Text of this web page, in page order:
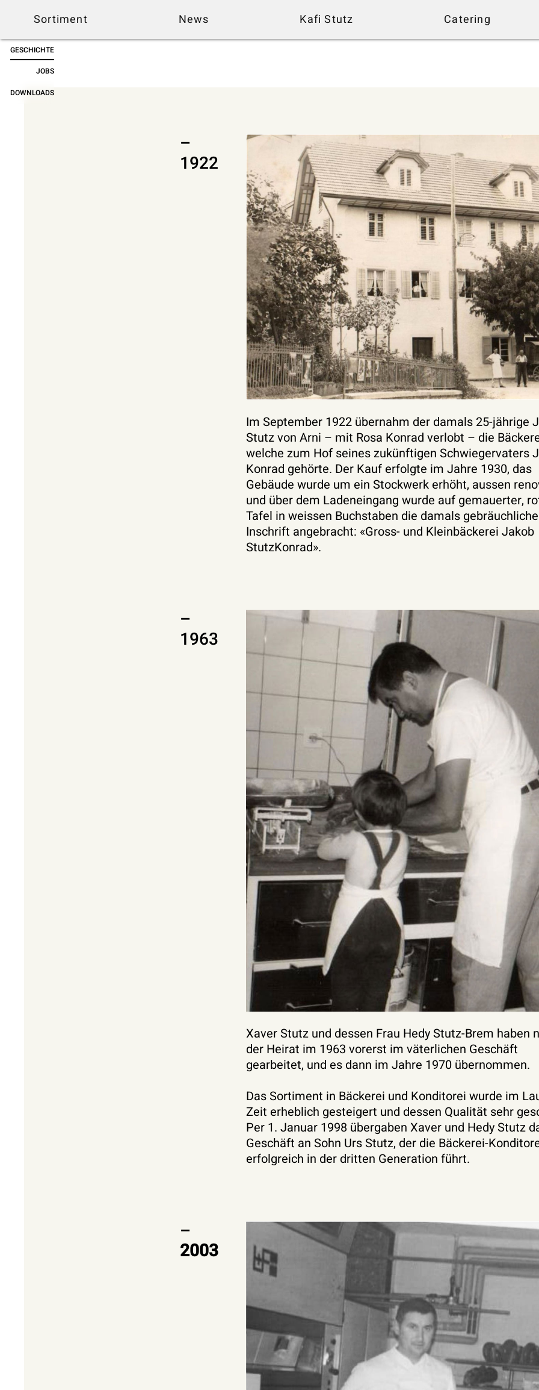
Sortiment News Kafi Stutz Catering
GESCHICHTE
JOBS
DOWNLOADS
–
1922
Im September 1922 übernahm der damals 25-jährige
Stutz von Arni – mit Rosa Konrad verlobt – die
welche zum Hof seines zukünftigen Schwiegervaters
Konrad gehörte. Der Kauf erfolgte im Jahre 1930, das
Gebäude wurde um ein Stockwerk erhöht, aussen
und über dem Ladeneingang wurde auf gemauerter,
Tafel in weissen Buchstaben die damals gebräuchliche
Inschrift angebracht: «Gross- und Kleinbäckerei Jakob
StutzKonrad».
–
1963
Xaver Stutz und dessen Frau Hedy Stutz-Brem haben
der Heirat im 1963 vorerst im väterlichen Geschäft
gearbeitet, und es dann im Jahre 1970 übernommen.
Das Sortiment in Bäckerei und Konditorei wurde im
Zeit erheblich gesteigert und dessen Qualität sehr
Per 1. Januar 1998 übergaben Xaver und Hedy Stutz
Geschäft an Sohn Urs Stutz, der die Bäckerei-
erfolgreich in der dritten Generation führt.
–
2003